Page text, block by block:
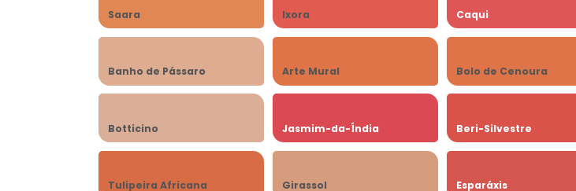
Saara Ixora Caqui
Banho de Pássaro Arte Mural Bolo de Cenoura
Botticino Jasmim-da-Índia Beri-Silvestre
Tulipeira Africana Girassol Esparáxis